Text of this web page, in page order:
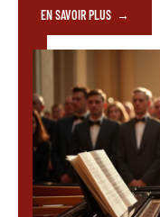
EN SAVOIR PLUS